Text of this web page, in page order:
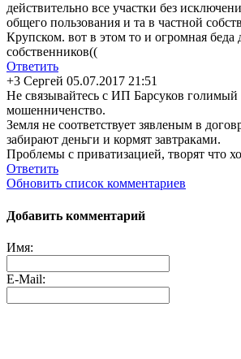
действительно все участки без
общего пользования и та в частной
Крупском. вот в этом то и огромная беда
собственников((
Ответить
+3 Сергей 05.07.2017 21:51
Не связывайтесь с ИП Барсуков голимый
мошенниченство.
Земля не соответствует зявленым в
забирают деньги и кормят завтраками.
Проблемы с приватизацией, творят что
Ответить
Обновить список комментариев
Добавить комментарий
Имя:
E-Mail: